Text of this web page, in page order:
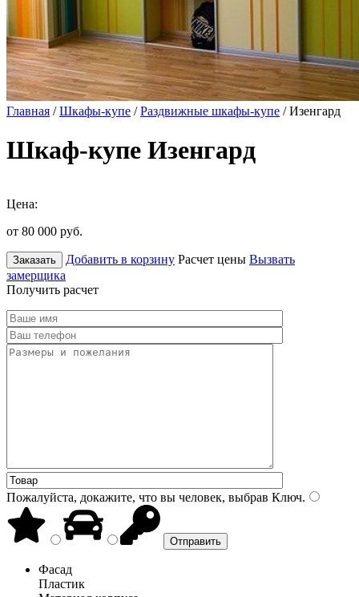
Главная /Шкафы-купе /Раздвижные шкафы-купе / Изенгард
Шкаф-купе Изенгард
Цена:
от 80 000 руб.
Заказать Добавить в корзину Расчет цены Вызвать
замерщика
Получить расчет
Пожалуйста, докажите, что вы человек, выбрав Ключ.
Фасад
Пластик